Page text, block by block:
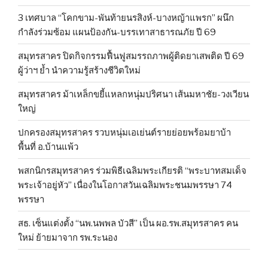
3 เทศบาล “โคกขาม-พันท้ายนรสิงห์-บางหญ้าแพรก” ผนึก
กำลังร่วมซ้อม แผนป้องกัน-บรรเทาสาธารณภัย ปี 69
สมุทรสาคร ปิดกิจกรรมฟื้นฟูสมรรถภาพผู้ติดยาเสพติด ปี 69
ผู้ว่าฯ ย้ำ นำความรู้สร้างชีวิตใหม่
สมุทรสาคร ม้าเหล็กขยี้แหลกหนุ่มปริศนา เส้นมหาชัย-วงเวียน
ใหญ่
ปกครองสมุทรสาคร รวบหนุ่มเอเย่นต์รายย่อยพร้อมยาบ้า
พื้นที่ อ.บ้านแพ้ว
พสกนิกรสมุทรสาคร ร่วมพิธีเฉลิมพระเกียรติ “พระบาทสมเด็จ
พระเจ้าอยู่หัว” เนื่องในโอกาสวันเฉลิมพระชนมพรรษา 74
พรรษา
สธ. เซ็นแต่งตั้ง “นพ.นพพล บัวสี” เป็น ผอ.รพ.สมุทรสาคร คน
ใหม่ ย้ายมาจาก รพ.ระนอง